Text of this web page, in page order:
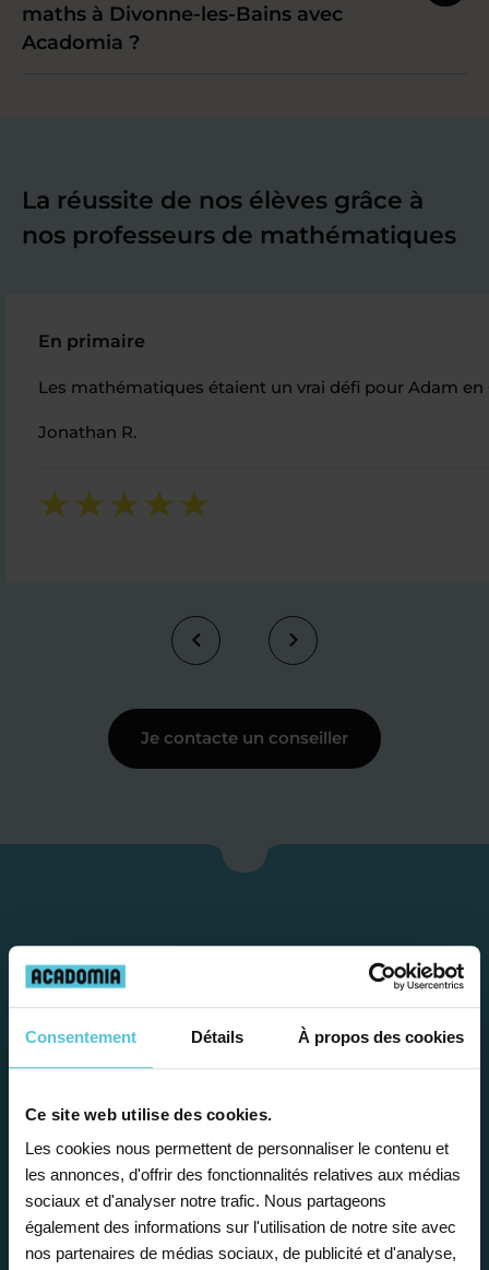
Consentement Détails À propos des cookies
Ce site web utilise des cookies.
Les cookies nous permettent de personnaliser le contenu et
les annonces, d'offrir des fonctionnalités relatives aux médias
sociaux et d'analyser notre trafic. Nous partageons
également des informations sur l'utilisation de notre site avec
nos partenaires de médias sociaux, de publicité et d'analyse,
maths à Divonne-les-Bains avec
Acadomia ?
La réussite de nos élèves grâce à
nos professeurs de mathématiques
En primaire
Les mathématiques étaient un vrai défi pour Adam
Jonathan R.
Je contacte un conseiller
Étape 1
Je vous propose un
bilan personnalisé